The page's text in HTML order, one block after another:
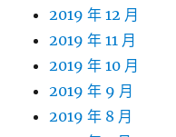
2019 年 12 月
2019 年 11 月
2019 年 10 月
2019 年 9 月
2019 年 8 月